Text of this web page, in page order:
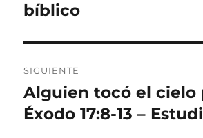
bíblico
SIGUIENTE
Entrada
siguiente:
Alguien tocó el cielo
Éxodo 17:8-13 –